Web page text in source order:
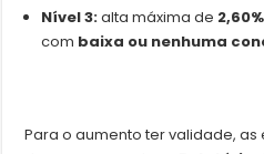
Nível 3:alta máxima de 2,60%
com baixa ou nenhuma
Para o aumento ter validade,